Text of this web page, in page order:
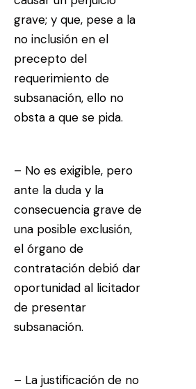
grave; y que, pese a la
no inclusión en el
precepto del
requerimiento de
subsanación, ello no
obsta a que se pida.
– No es exigible, pero
ante la duda y la
consecuencia grave de
una posible exclusión,
el órgano de
contratación debió dar
oportunidad al licitador
de presentar
subsanación.
– La justificación de no